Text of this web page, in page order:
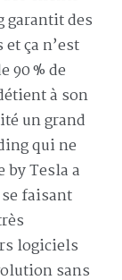
garantit des
ça n’est
90 % de
à son
un grand
qui ne
by Tesla a
faisant
logiciels
sans